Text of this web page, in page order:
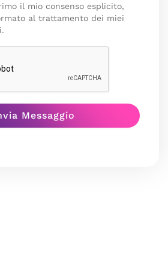
il mio consenso esplicito,
al trattamento dei miei